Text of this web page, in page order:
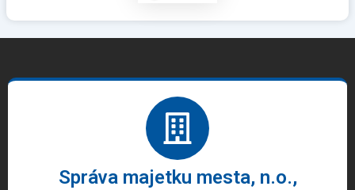
Správa majetku mesta, n.o.,